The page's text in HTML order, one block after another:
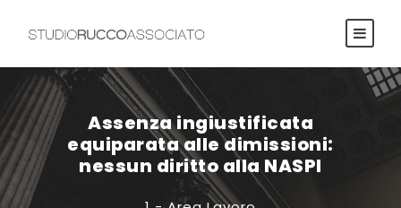
Assenza ingiustificata
equiparata alle dimissioni:
nessun diritto alla NASPI